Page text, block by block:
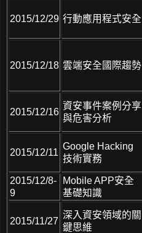
2015/12/29 行動應用程式安全
2015/12/18 雲端安全國際趨勢
2015/12/16
資安事件案例分享
與危害分析
2015/12/11
Google Hacking
技術實務
2015/12/8-
9
Mobile APP安全
基礎知識
2015/11/27
深入資安領域的關
鍵思維